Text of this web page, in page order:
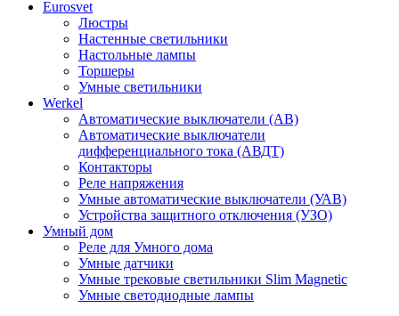
Eurosvet
Люстры
Настенные светильники
Настольные лампы
Торшеры
Умные светильники
Werkel
Автоматические выключатели (АВ)
Автоматические выключатели
дифференциального тока (АВДТ)
Контакторы
Реле напряжения
Умные автоматические выключатели (УАВ)
Устройства защитного отключения (УЗО)
Умный дом
Реле для Умного дома
Умные датчики
Умные трековые светильники Slim Magnetic
Умные светодиодные лампы